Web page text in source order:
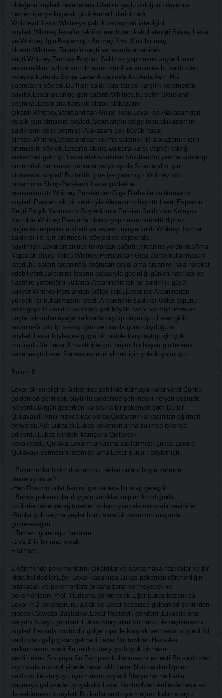
olduğunu söyledi.Lexar,arena liderinin güçlü olduğunu duyunca
hemen içeriye koşarak girdi.Arena Liderinin adı
Whitneydi.Lexar,Whitneye çabuk savaşmak istediğini
söyledi,Whitney lexar'ın teklifini mecburen kabul etmişti.Savaş Lexar
ve Whitney İçin Başlamıştı.Bu maç 3 vs 3'lük bir maç
olcaktı.Whitney, Tauros'u seçti ve lexarda arcanine'ı
seçti.Whitney,Taurosa Boynuz Saldırısı yapmasını söyledi,lexar
arcanine'dan hızlıca kurtulmasını istedi ve arcanine bu saldırıdan
kolayca kurtuldu.Sonra Lexar Arcanine'a Ard Arda Aşırı Hız
yapmasını söyledi.Bu hızlı saldırılara tauros karşılık veremeden
bayıldı.Lexar arcanine geri çağırdı.Whitney,bu sefer Stoutland'ı
seçmişti.Lexar ona karşılık olarak alakazamı
çıkardı.Whitney,Stoutland'dan Gölge Topu,Lexar ise Alakazamdan
psişik ışın atmasını söyledi.Stoutland'ın gölge topu,alakazam'ın
saldırısını delip geçmişti.Alakazam çok büyük hasar
almıştı.Whitney,Stoutland'dan ısırma saldırısı ile alakazamın işini
bitirmesini söyledi.Lexar'ın aklına walker'a karşı yaptığı taktiği
kullanmak gelmişti.Lexar,Alakazamdan Stoutland'ın yanına ışınlanıp
önce odak patlaması sonrada psişik ışınla Stoutland'ın işini
bitirmesini söyledi.Bu taktik yine işe yaramıştı.Whitney son
pokemonu Shiny-Persiandı.Lexar gözlerine
inanamamıştı.Whitney,Persian'dan Giga Darbe ile saldırmasını
söyledi.Persian tek bir saldırıyla Alakazamı bayılttı.Lexar,Espeonu
Seçti.Psişik Yapmasını Söyledi ama Persian Saldırıdan Kolayca
Kurtuldu.Whitney,Persian'a hipnoz yapmasını emretti.Hipnoz
doğrudan espeona etki etti ve espeon uyuya kaldı.Whitney, Isırma
saldırısı ile işini bitirmesini söyledi ve espeonda
bayılmıştı.Lexar,arcanine'ı tekrardan çağırdı.Arcanine yorgundu.Ama
Yapacak Bişey Yoktu.Whitney,Persian'dan Giga Darbe kullanmasını
istedi,bu saldırı arcanine'a doğrudan deydi ama arcanine hala hareket
edebiliyordu.arcanine lexarın babasıyla geçirdiği günleri hatırladı ve
flashfire yeteneğini kullandı.Arcanine'ın tek bir saldırılık güçü
kalıyor.Whitney,Persiandan Gölge Topu,Lexar ise Arcaninedan
yüksek ısı kullanmasını istedi.Arcanine'ın saldırısı Gölge topunu
delip geçti.Bu saldırı persian'a çok büyük hasar vermişti.Persian
başta tekrardan ayağa kalksada bayılıp düşmüştü.Lexar gidip
arcanine'a çok iyi savaştığını ve onunla gurur duyduğunu
söyledi.Lexar böylesine güçlü bir rakiple karşılaştığı için çok
mutluydu.Ve Lexar 3.rozetinide çok büyük bir başarı göstererek
kazanmıştı.Lexar 5.arena rozetini almak için yola koyulmuştu.
Bölüm 8
Lexar bir süreliğine Goldenrod şehrinde kalmaya karar verdi.Çünkü
goldenrod şehri çok büyüktü,goldenrod şehrindeki heryeri gezmek
istiyordu.Birgün gezerken karşısına bir pokemon çıktı.Bu bir
Quilavaydı.Ama hızlıca kaçıyordu.Quilavanın arkasından eğitmeni
geliyordu.Adı Lukas'dı.Lukas pokemonlarına zalimce işkence
ediyordu.Lukas elindeki kamçıyla Quilavayı
kovalıyordu.Quilava,Lexarın arkasına saklanmıştı.Lukas,Lexara
Quilavayı vermesini istemişti ama Lexar şunları söylemişti.
+Pokemonlar bizim dostlarımız neden onlara böyle zalimce
davranıyorsun?
-Heh.Dostmu onlar benim için sadece bir araç gereçdir.
+Bence pokemonlar duygulu varlıklar,kalpleri kırıldığında
üzülürler,bazende eğitmenleri onların yanında oluncada sevinirler.
-Bunlar çok saçma şeyler bunu sana bir pokemon maçında
göstereceğim.
+Tamam göreceğiz bakalım.
-1 vs 1'lik bir maç olcak.
+Tamam.
2 eğitmende pokemonlarını çıkardılar ve savaşmaya hazırdılar ve bir
iddia belirlediler.Eğer Lexar kazanırsa Lukas pokemon eğitmenliğini
bırakacak ve pokemonlara birdaha zarar vermeyecek ve
pokemonlarını Prof. Hudsona gönderecek.Eğer Lukas kazanırsa
Lexar'ın 2 pokemonunu alcak ve Lexar sessizce goldenrod şehrinden
gidecek.Savaşa Başladılar.Lexar Noctowl'ı gönderdi,Lukasda ona
karşılık Staryu gönderdi.Lukas Staryudan Su nabzı ile başlamasını
söyledi.Lexarda noctowl'a gölge topu ile karşılık vermesini söyledi.İki
saldırıdan galip çıkan gelmedi.Lexar,Noctowldan Hava Ası
kullanmasını istedi.Bu saldırı staryuya büyük bir hasar
verdi.Lukas,Staryuya Su Pompası kullanmasını emretti.Bu saldırıdan
sıyrılsada noctowl yinede hasar aldı.Lexar,Noctowldan hipnoz
saldırısı ile staryuyu uyutmasını söyledi.Staryu her ne kadar
kaçmaya çalışsada uyuyakaldı.Lexar Noctowl'dan Ard arda hava ası
ile saldırmasını söyledi.Bu kadar saldırıya mağruz kalan staryu